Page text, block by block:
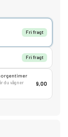
Fri fragt
Fri fragt
du vågner
9,00